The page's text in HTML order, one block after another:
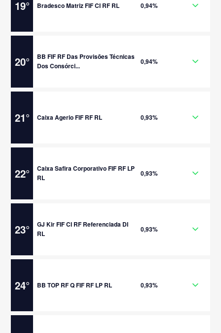
19° Bradesco Matriz FIF CI RF RL 0,94%
20°
BB FIF RF Das Provisões Técnicas
Dos Consórci...
0,94%
21° Caixa Agerio FIF RF RL 0,93%
22°
Caixa Safira Corporativo FIF RF LP
RL
0,93%
23°
GJ Kir FIF CI RF Referenciada DI
RL
0,93%
24° BB TOP RF Q FIF RF LP RL 0,93%